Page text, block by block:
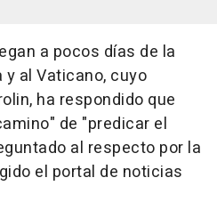
a pocos días de la
y al Vaticano, cuyo
ha respondido que
de "predicar el
al respecto por la
el portal de noticias